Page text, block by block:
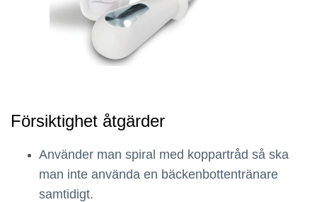
Försiktighet åtgärder
Använder man spiral med koppartråd så ska
man inte använda en bäckenbottentränare
samtidigt.